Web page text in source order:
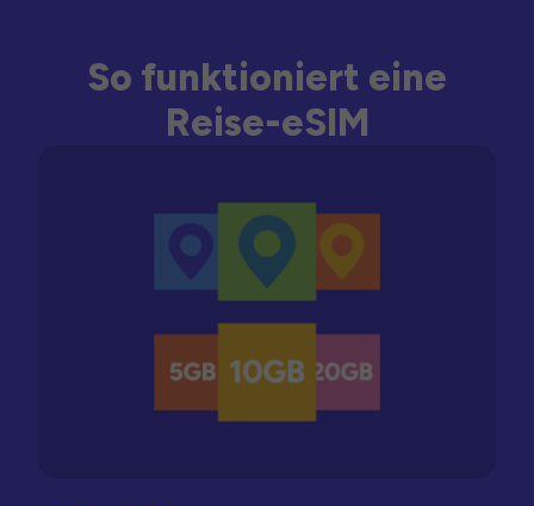
So funktioniert eine
Reise-eSIM